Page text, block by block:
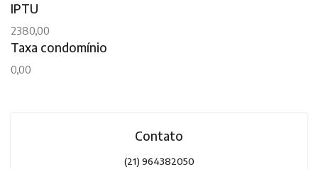
IPTU
2380,00
Taxa condomínio
0,00
Contato
(21) 964382050